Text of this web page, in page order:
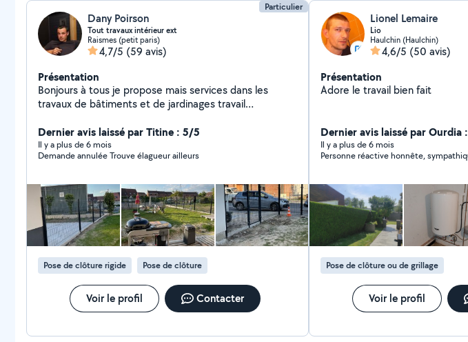
Particulier
Dany Poirson
Tout travaux intérieur ext
Raismes (petit paris)
4,7/5 (59 avis)
Présentation
Bonjours à tous je propose mais services dans les
travaux de bâtiments et de jardinages travail
pour toute demande merci
Dernier avis laissé par Titine : 5/5
Il y a plus de 6 mois
Demande annulée Trouve élagueur ailleurs
Pose de clôture rigide Pose de clôture
Voir le profil Contacter
Lionel Lemaire
Lio
Haulchin (Haulchin)
4,6/5 (50 avis)
Présentation
Adore le travail bien fait
Dernier avis laissé par Ourdia
Il y a plus de 6 mois
Personne réactive honnête,
Pose de clôture ou de grillage
Voir le profil